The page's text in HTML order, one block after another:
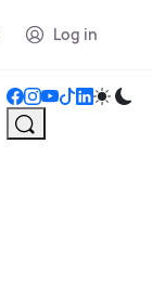
Log in